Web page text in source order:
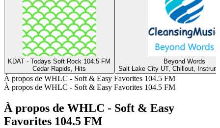
KDAT - Todays Soft Rock 104.5 FM
Cedar Rapids, Hits
Beyond Words
Salt Lake City UT, Chillout,
À propos de WHLC - Soft & Easy Favorites 104.5 FM
À propos de WHLC - Soft & Easy Favorites 104.5 FM
À propos de WHLC - Soft & Easy
Favorites 104.5 FM